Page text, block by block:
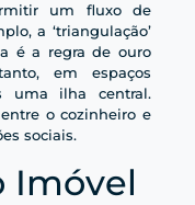
um fluxo de
a ‘triangulação’
é a regra de ouro
em espaços
uma ilha central.
o cozinheiro e
sociais.
Imóvel